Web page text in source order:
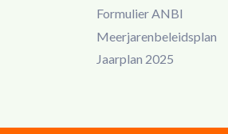
Formulier ANBI
Meerjarenbeleidsplan
Jaarplan 2025